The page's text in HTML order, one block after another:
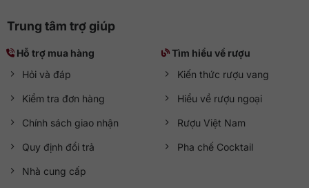
Trung tâm trợ giúp
Hỗ trợ mua hàng
Hỏi và đáp
Kiểm tra đơn hàng
Chính sách giao nhận
Quy định đổi trả
Nhà cung cấp
Tìm hiểu về rượu
Kiến thức rượu vang
Hiểu về rượu ngoại
Rượu Việt Nam
Pha chế Cocktail